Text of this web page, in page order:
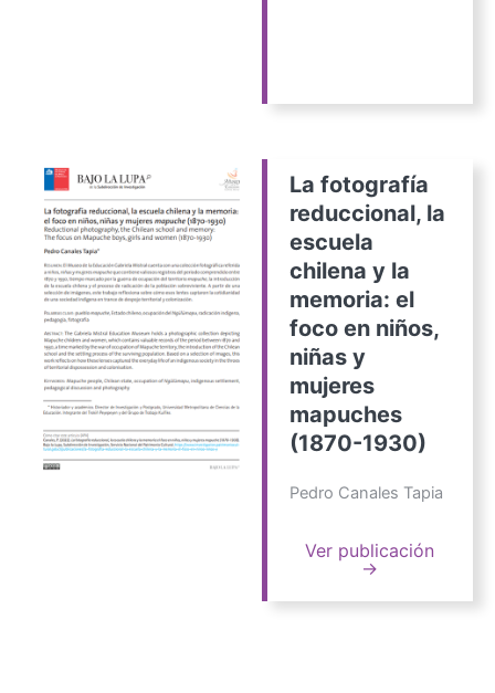
La fotografía
reduccional, la
escuela
chilena y la
memoria: el
foco en niños,
niñas y
mujeres
mapuches
(1870-1930)
Pedro Canales Tapia
Ver publicación
→